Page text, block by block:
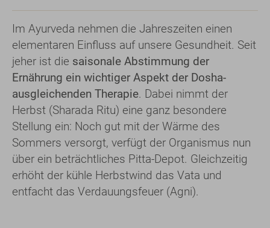
Im Ayurveda nehmen die Jahreszeiten einen
elementaren Einfluss auf unsere Gesundheit. Seit
jeher ist die saisonale Abstimmung der
Ernährung ein wichtiger Aspekt der Dosha-
ausgleichenden Therapie. Dabei nimmt der
Herbst (Sharada Ritu) eine ganz besondere
Stellung ein: Noch gut mit der Wärme des
Sommers versorgt, verfügt der Organismus nun
über ein beträchtliches Pitta-Depot. Gleichzeitig
erhöht der kühle Herbstwind das Vata und
entfacht das Verdauungsfeuer (Agni).